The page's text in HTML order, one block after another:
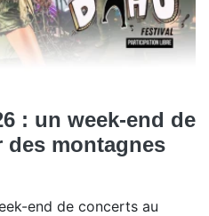
: un week-end de
montagnes
end de concerts au